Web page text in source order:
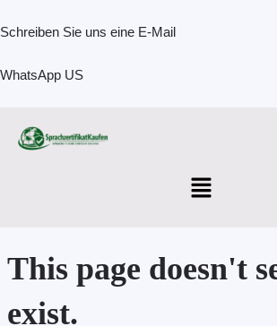
to
Schreiben Sie uns eine E-Mail
WhatsApp US
Menu
This page doesn't
exist.
for: